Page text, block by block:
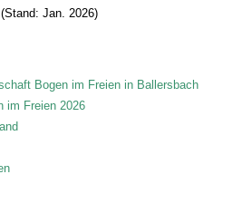
(Stand: Jan. 2026)
Bogen im Freien in Ballersbach
im Freien 2026